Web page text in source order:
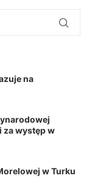
na
za występ w
w Turku